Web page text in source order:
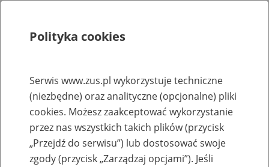
Rejestry, ewidencje i archiwa
Baza zlikwidowanych lub
przekształconych zakładów pracy
Polityka cookies
Serwis www.zus.pl wykorzystuje techniczne
(niezbędne) oraz analityczne (opcjonalne) pliki
cookies. Możesz zaakceptować wykorzystanie
przez nas wszystkich takich plików (przycisk
„Przejdź do serwisu”) lub dostosować swoje
zgody (przycisk „Zarządzaj opcjami”). Jeśli